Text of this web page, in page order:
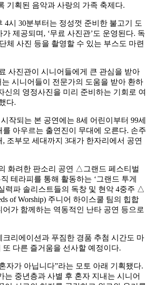
기획된 음악과 사랑의 가족 축제다.
4시 30분부터는 정성껏 준비한 불고기 도
제공되며, ‘무료 사진관’도 운영된다. 독
체 사진 등을 촬영할 수 있는 부스도 마련
사진관이 시니어들에게 큰 관심을 받아
는 시니어들이 전문가의 도움을 받아 환하
신의 영정사진을 미리 준비하는 기회로 여
다.
작되는 본 공연에는 8세 어린이부터 99세
를 아우르는 출연진이 무대에 오른다. 손주
조부모 세대까지 3대가 한자리에서 공연
화려한 판소리 공연 △그랜드 페스티벌
테라피를 통해 활동하는 ‘그랜드 투게
력파 솔리스트들의 독창 및 현악 4중주 △
of Worship) 주니어 하이스쿨 팀의 힙합
가 함께하는 역동적인 난타 공연 등으로
크리에이션과 푸짐한 경품 추첨 시간도 마
또 다른 즐거움을 선사할 예정이다.
자가 아닙니다”라는 모토 아래 기획됐다.
는 중년층과 사별 후 혼자 지내는 시니어